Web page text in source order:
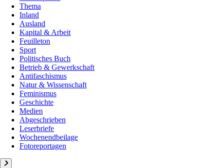
Thema
Inland
Ausland
Kapital & Arbeit
Feuilleton
Sport
Politisches Buch
Betrieb & Gewerkschaft
Antifaschismus
Natur & Wissenschaft
Feminismus
Geschichte
Medien
Abgeschrieben
Leserbriefe
Wochenendbeilage
Fotoreportagen